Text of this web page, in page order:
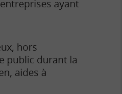
ayant
hors
public durant la
aides à